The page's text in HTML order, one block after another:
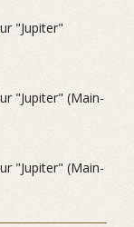
"Jupiter"
"Jupiter" (Main-
"Jupiter" (Main-